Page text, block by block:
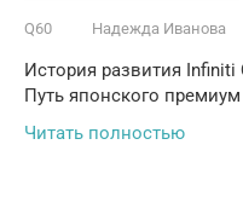
Q60 Надежда Иванова
История развития Infiniti
Путь японского
Читать полностью